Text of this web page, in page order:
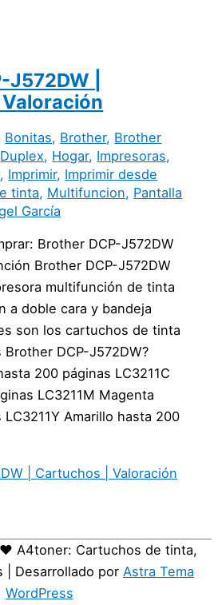
|
Bonitas, Brother, Brother
Duplex, Hogar, Impresoras,
, Imprimir, Imprimir desde
tinta, Multifuncion, Pantalla
García
Brother DCP-J572DW
Brother DCP-J572DW
multifunción de tinta
a doble cara y bandeja
son los cartuchos de tinta
DCP-J572DW?
200 páginas LC3211C
LC3211M Magenta
Amarillo hasta 200
| Cartuchos | Valoración
❤️ A4toner: Cartuchos de tinta,
| Desarrollado por Astra Tema
WordPress